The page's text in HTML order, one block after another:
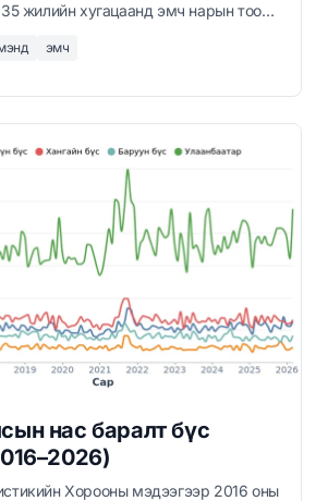
жилийн хугацаанд эмч нарын тоо
ажиллаж байна. Аймгийн эмч нарын
эмч
нас баралт бүс
Хорооны мэдээгээр 2016 оны